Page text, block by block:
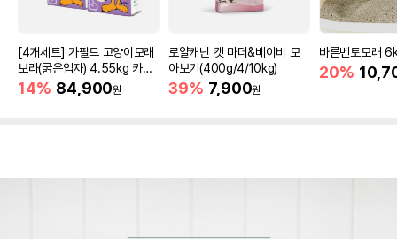
[4개세트] 가필드 고양이모래
보라(굵은입자) 4.55kg 카사
바모래
14% 84,900원
로얄캐닌 캣 마더&베이비 모
아보기(400g/4/10kg)
39% 7,900원
바른벤토모래
20%